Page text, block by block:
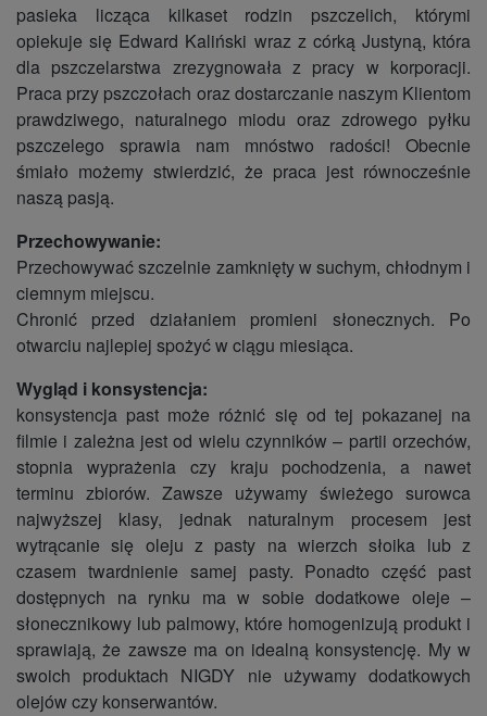
pasieka licząca kilkaset rodzin pszczelich, którymi
opiekuje się Edward Kaliński wraz z córką Justyną, która
dla pszczelarstwa zrezygnowała z pracy w korporacji.
Praca przy pszczołach oraz dostarczanie naszym Klientom
prawdziwego, naturalnego miodu oraz zdrowego pyłku
pszczelego sprawia nam mnóstwo radości! Obecnie
śmiało możemy stwierdzić, że praca jest równocześnie
naszą pasją.
Przechowywanie:
Przechowywać szczelnie zamknięty w suchym, chłodnym i
ciemnym miejscu.
Chronić przed działaniem promieni słonecznych. Po
otwarciu najlepiej spożyć w ciągu miesiąca.
Wygląd i konsystencja:
konsystencja past może różnić się od tej pokazanej na
filmie i zależna jest od wielu czynników – partii orzechów,
stopnia wyprażenia czy kraju pochodzenia, a nawet
terminu zbiorów. Zawsze używamy świeżego surowca
najwyższej klasy, jednak naturalnym procesem jest
wytrącanie się oleju z pasty na wierzch słoika lub z
czasem twardnienie samej pasty. Ponadto część past
dostępnych na rynku ma w sobie dodatkowe oleje –
słonecznikowy lub palmowy, które homogenizują produkt i
sprawiają, że zawsze ma on idealną konsystencję. My w
swoich produktach NIGDY nie używamy dodatkowych
olejów czy konserwantów.